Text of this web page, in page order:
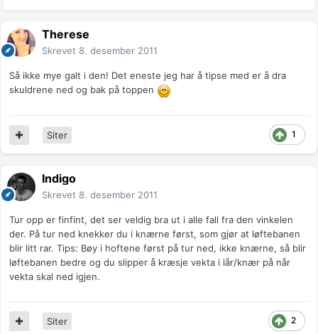
Therese
Skrevet 8. desember 2011
Så ikke mye galt i den! Det eneste jeg har å tipse med er å dra
skuldrene ned og bak på toppen
1
Siter
Indigo
Skrevet 8. desember 2011
Tur opp er finfint, det ser veldig bra ut i alle fall fra den vinkelen
der. På tur ned knekker du i knærne først, som gjør at løftebanen
blir litt rar. Tips: Bøy i hoftene først på tur ned, ikke knærne, så blir
løftebanen bedre og du slipper å kræsje vekta i lår/knær på når
vekta skal ned igjen.
2
Siter